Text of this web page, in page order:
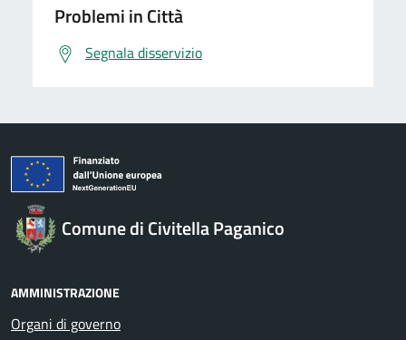
Problemi in Città
Segnala disservizio
Comune di Civitella Paganico
AMMINISTRAZIONE
Organi di governo